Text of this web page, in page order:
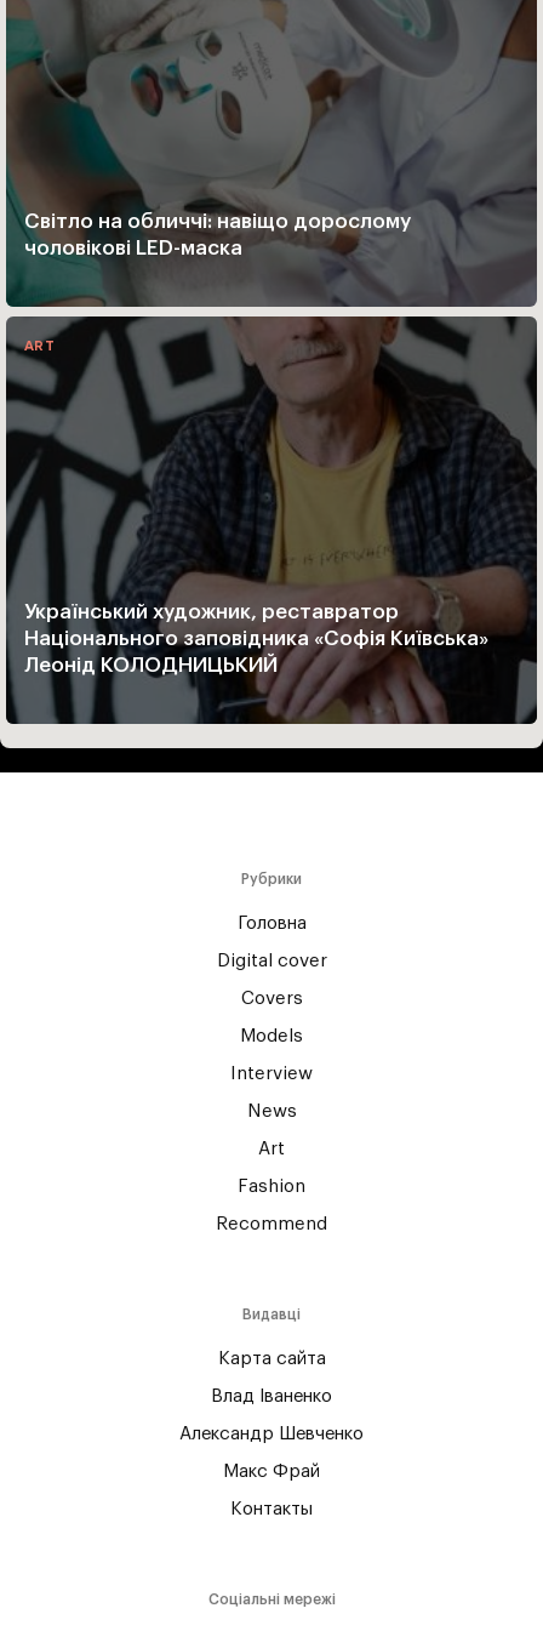
Світло на обличчі: навіщо дорослому
чоловікові LED-маска
ART
Український художник, реставратор
Національного заповідника «Софія Київська»
Леонід КОЛОДНИЦЬКИЙ
Рубрики
Головна
Digital cover
Covers
Models
Interview
News
Art
Fashion
Recommend
Видавці
Карта сайта
Влад Іваненко
Александр Шевченко
Макс Фрай
Контакты
Соціальні мережі